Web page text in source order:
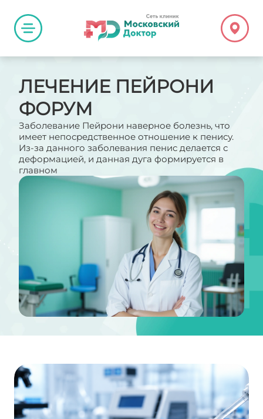
ЛЕЧЕНИЕ ПЕЙРОНИ
ФОРУМ
Заболевание Пейрони наверное болезнь, что
имеет непосредственное отношение к пенису.
Из-за данного заболевания пенис делается с
деформацией, и данная дуга формируется в
главном